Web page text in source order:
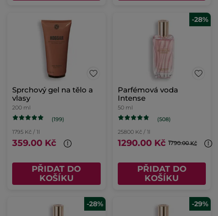
Sprchový gel na tělo a
vlasy
200 ml
(199)
1795 Kč / 1l
359.00 Kč
PŘIDAT DO
KOŠÍKU
-28%
Parfémová voda
Intense
50 ml
(508)
25800 Kč / 1l
1290.00 Kč 1790.00 Kč
PŘIDAT DO
KOŠÍKU
-28% -29%